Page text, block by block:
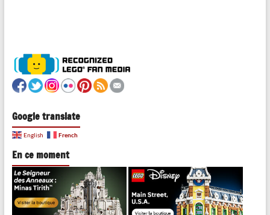
Google translate
English French
En ce moment